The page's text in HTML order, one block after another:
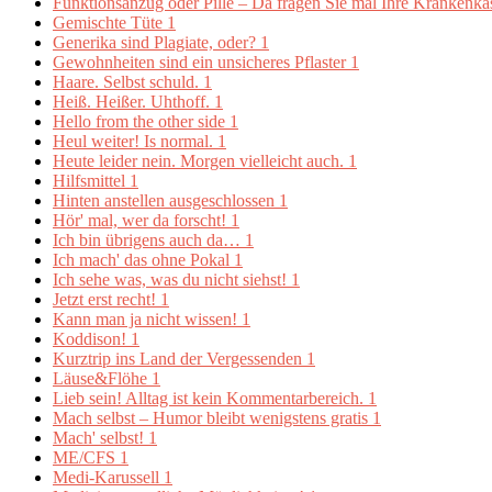
Gemischte Tüte 1
Generika sind Plagiate, oder? 1
Gewohnheiten sind ein unsicheres Pflaster 1
Haare. Selbst schuld. 1
Heiß. Heißer. Uhthoff. 1
Hello from the other side 1
Heul weiter! Is normal. 1
Heute leider nein. Morgen vielleicht auch. 1
Hilfsmittel 1
Hinten anstellen ausgeschlossen 1
Hör' mal, wer da forscht! 1
Ich bin übrigens auch da… 1
Ich mach' das ohne Pokal 1
Ich sehe was, was du nicht siehst! 1
Jetzt erst recht! 1
Kann man ja nicht wissen! 1
Koddison! 1
Kurztrip ins Land der Vergessenden 1
Läuse&Flöhe 1
Lieb sein! Alltag ist kein Kommentarbereich. 1
Mach selbst – Humor bleibt wenigstens gratis 1
Mach' selbst! 1
ME/CFS 1
Medi-Karussell 1